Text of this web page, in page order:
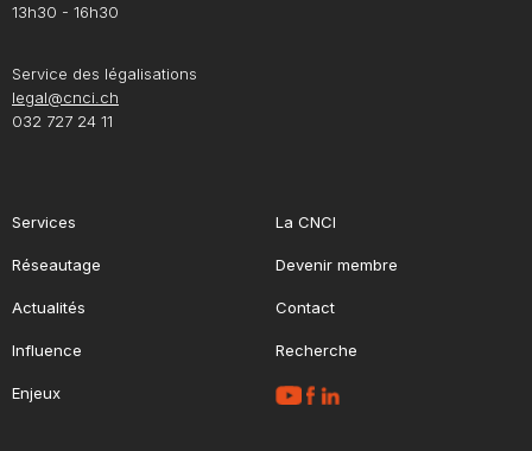
13h30 - 16h30
Service des légalisations
legal@cnci.ch
032 727 24 11
Services
Réseautage
Actualités
Influence
Enjeux
La CNCI
Devenir membre
Contact
Recherche